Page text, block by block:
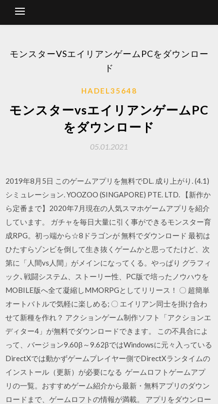
モンスターVSエイリアンゲームPCをダウンロー
ド
HADEL35648
モンスターvsエイリアンゲームPC
をダウンロード
05.01.2021
2019年8月5日 このゲームアプリを無料でDL. 成り上がり. (4.1)
シミュレーション. YOOZOO (SINGAPORE) PTE. LTD. 【新作か
ら定番まで】2020年7月現在の人気スマホゲームアプリを紹介
しています。 ガチャを毎日大量に引く事ができるモンスター育
成RPG。初っ端から☆8ドラゴンが 無料でダウンロード 最初は
ひたすらゾンビを倒して生き抜くゲームかと思ってたけど、次
第に「人間vs人間」がメインになってくる。やっぱり グラフィ
ック､戦闘システム、ストーリー性、PC版で培ったノウハウを
MOBILE版へ全て凝縮しMMORPGとしてリリース！ 〇 超簡単
オートバトルで気軽に楽しめる; 〇 エイリアン同士を掛け合わ
せて新種を作れ？ アクションゲーム制作ソフト「アクションエ
ディター4」が無料でダウンロードできます。 この不具合によ
って、バージョン9.60β～9.62βではWindowsに元々入っている
DirectXでは動かずゲームプレイヤー側でDirectXランタイムの
インストール（更新）が必要になる ゲームロフトゲームアプ
リの一覧。おすすめゲーム紹介から最新・無料アプリのダウン
ロードまで、ゲームロフトの情報が満載。 アプリをダウンロー